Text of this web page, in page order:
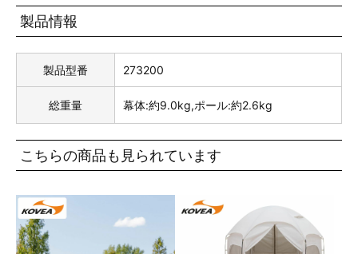
製品情報
製品型番 273200
総重量 幕体:約9.0kg,ポール:約2.6kg
こちらの商品も見られています